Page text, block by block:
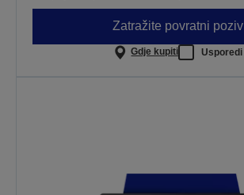
Zatražite povratni poziv
Gdje kupiti Usporedi